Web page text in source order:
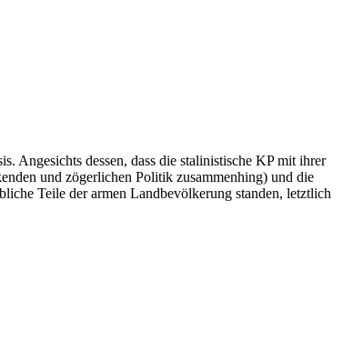
Angesichts dessen, dass die stalinistische KP mit ihrer
und zögerlichen Politik zusammenhing) und die
Teile der armen Landbevölkerung standen, letztlich